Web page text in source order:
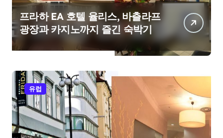
프라하 EA 호텔 율리스, 바츨라프
광장과 카지노까지 즐긴 숙박기
유럽